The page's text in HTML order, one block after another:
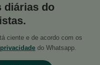
diárias do
ciente e de acordo com os
privacidade do Whatsapp.